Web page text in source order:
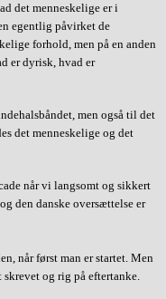
det menneskelige er i
egentlig påvirket de
forhold, men på en anden
er dyrisk, hvad er
men også til det
det menneskelige og det
når vi langsomt og sikkert
den danske oversættelse er
når først man er startet. Men
og rig på eftertanke.